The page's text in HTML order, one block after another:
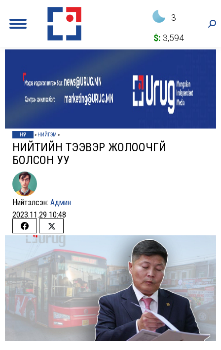
3
$: 3,594
НҮҮР » НИЙГЭМ »
НИЙТИЙН ТЭЭВЭР ЖОЛООЧГҮЙ
БОЛСОН УУ
Нийтэлсэн: Админ
2023.11.29 10:48
Share
Facebook
Share
on
Twitter